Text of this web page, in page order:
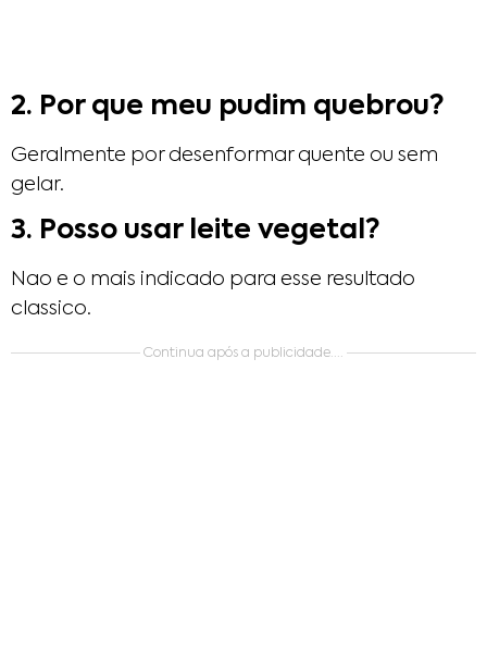
2. Por que meu pudim quebrou?
Geralmente por desenformar quente ou sem
gelar.
3. Posso usar leite vegetal?
Nao e o mais indicado para esse resultado
classico.
Continua após a publicidade....